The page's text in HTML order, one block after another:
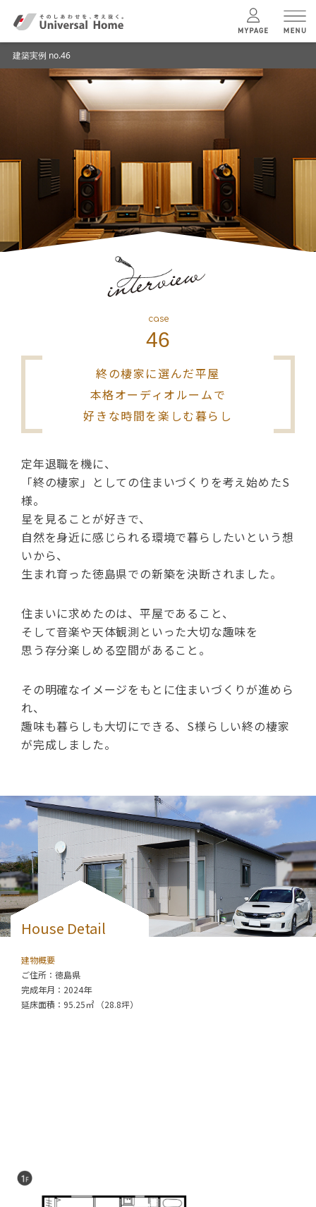
menu
ユニバーサルホームの特長
コンセプトプラン
テクノロジー
建築実例
検索・見学予約
お問い合わせ
建築実例 no.46
case
46
終の棲家に選んだ平屋
本格オーディオルームで
好きな時間を楽しむ暮らし
定年退職を機に、
「終の棲家」としての住まいづくりを考え始めたS
様。
星を見ることが好きで、
自然を身近に感じられる環境で暮らしたいという想
いから、
生まれ育った徳島県での新築を決断されました。
住まいに求めたのは、平屋であること、
そして音楽や天体観測といった大切な趣味を
思う存分楽しめる空間があること。
その明確なイメージをもとに住まいづくりが進めら
れ、
趣味も暮らしも大切にできる、S様らしい終の棲家
が完成しました。
House Detail
建物概要
ご住所：徳島県
完成年月：2024年
延床面積：95.25㎡ （28.8坪）